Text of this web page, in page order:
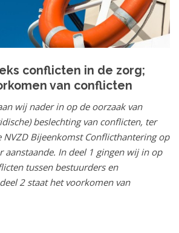
conflicten in de zorg;
van conflicten
wij nader in op de oorzaak van
beslechting van conflicten, ter
Bijeenkomst Conflicthantering op
aanstaande. In deel 1 gingen wij in op
tussen bestuurders en
2 staat het voorkomen van